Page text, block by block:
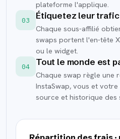
plateforme l'applique.
03 Étiquetez leur trafic
Chaque sous-affilié
swaps portent l'en-tête
ou le widget.
04 Tout le monde est
Chaque swap règle une
InstaSwap, vous et
source et historique des